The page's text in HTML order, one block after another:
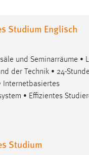
Studium Englisch
und Seminarräume •
der Technik • 24-
Internetbasiertes
• Effizientes
Studium